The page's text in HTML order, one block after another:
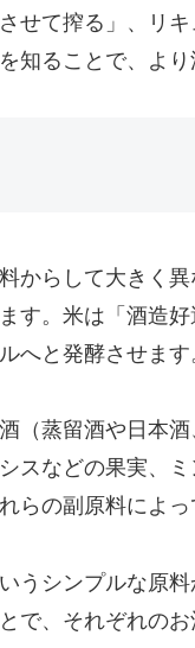
せて搾る」、リ
知ることで、より
からして大きく
す。米は「酒造
へと発酵させま
（蒸留酒や日本
スなどの果実、
らの副原料によ
うシンプルな原
で、それぞれの